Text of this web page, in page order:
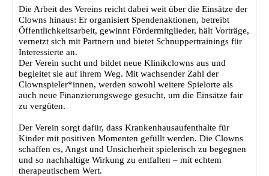
Die Arbeit des Vereins reicht dabei weit über die Einsätze der
Clowns hinaus: Er organisiert Spendenaktionen, betreibt
Öffentlichkeitsarbeit, gewinnt Fördermitglieder, hält Vorträge,
vernetzt sich mit Partnern und bietet Schnuppertrainings für
Interessierte an.
Der Verein sucht und bildet neue Klinikclowns aus und
begleitet sie auf ihrem Weg. Mit wachsender Zahl der
Clownspieler*innen, werden sowohl weitere Spielorte als
auch neue Finanzierungswege gesucht, um die Einsätze fair
zu vergüten.
Der Verein sorgt dafür, dass Krankenhausaufenthalte für
Kinder mit positiven Momenten gefüllt werden. Die Clowns
schaffen es, Angst und Unsicherheit spielerisch zu begegnen
und so nachhaltige Wirkung zu entfalten – mit echtem
therapeutischem Wert.